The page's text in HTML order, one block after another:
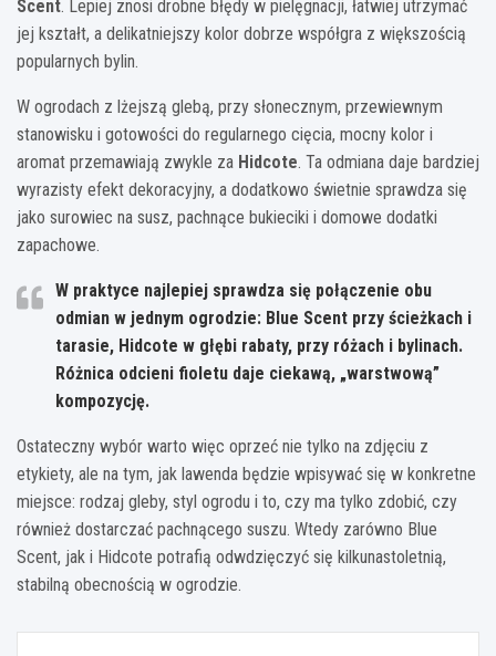
Scent. Lepiej znosi drobne błędy w pielęgnacji, łatwiej utrzymać
jej kształt, a delikatniejszy kolor dobrze współgra z większością
popularnych bylin.
W ogrodach z lżejszą glebą, przy słonecznym, przewiewnym
stanowisku i gotowości do regularnego cięcia, mocny kolor i
aromat przemawiają zwykle za Hidcote. Ta odmiana daje bardziej
wyrazisty efekt dekoracyjny, a dodatkowo świetnie sprawdza się
jako surowiec na susz, pachnące bukieciki i domowe dodatki
zapachowe.
W praktyce najlepiej sprawdza się połączenie obu
odmian w jednym ogrodzie: Blue Scent przy ścieżkach i
tarasie, Hidcote w głębi rabaty, przy różach i bylinach.
Różnica odcieni fioletu daje ciekawą, „warstwową”
kompozycję.
Ostateczny wybór warto więc oprzeć nie tylko na zdjęciu z
etykiety, ale na tym, jak lawenda będzie wpisywać się w konkretne
miejsce: rodzaj gleby, styl ogrodu i to, czy ma tylko zdobić, czy
również dostarczać pachnącego suszu. Wtedy zarówno Blue
Scent, jak i Hidcote potrafią odwdzięczyć się kilkunastoletnią,
stabilną obecnością w ogrodzie.